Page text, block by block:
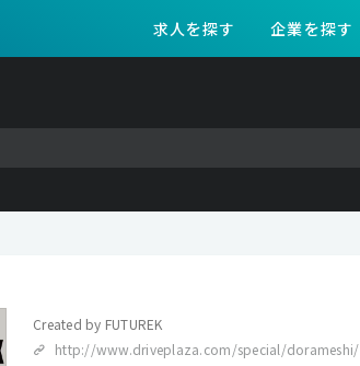
求人を探す 企業を探す
Created by FUTUREK
http://www.driveplaza.com/special/dorameshi/